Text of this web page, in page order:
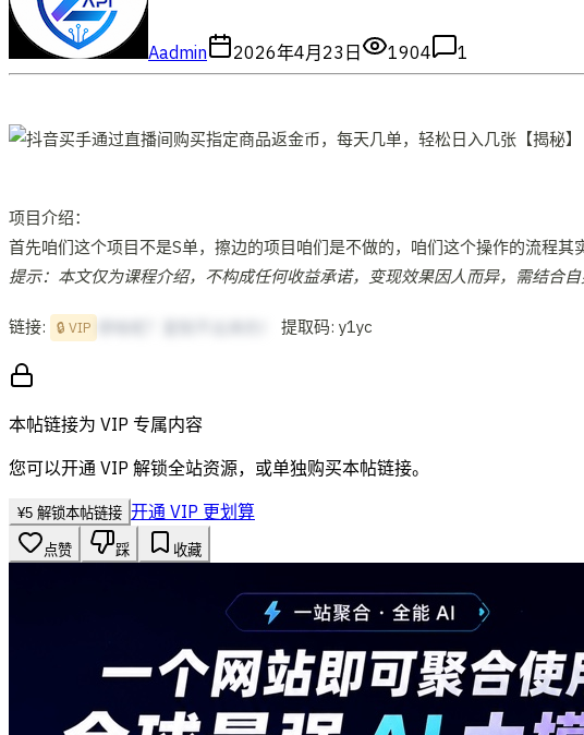
Aadmin 2026年4月23日 1904 1
项目介绍：
首先咱们这个项目不是S单，擦边的项目咱们是不做的，咱们这个操作的流程其
提示：本文仅为课程介绍，不构成任何收益承诺，变现效果因人而异，需结合
链接: 🔒 VIP 提取码: y1yc
本帖链接为 VIP 专属内容
您可以开通 VIP 解锁全站资源，或单独购买本帖链接。
¥5 解锁本帖链接 开通 VIP 更划算
点赞 踩 收藏